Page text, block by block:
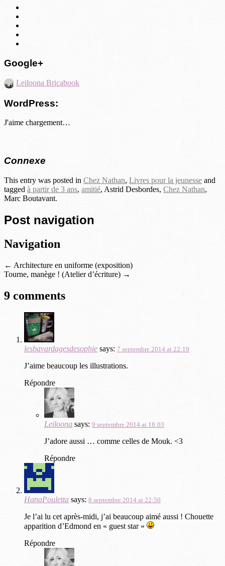
Google+
Leiloona Bricabook
WordPress:
J'aime chargement…
Connexe
This entry was posted in Chez Nathan, Livres pour la jeunesse and
tagged à partir de 3 ans, amitié, Astrid Desbordes, Chez Nathan,
Marc Boutavant.
Post navigation
Navigation
← Architecture en uniforme (exposition)
Tourne, manège ! (Atelier d’écriture) →
9 comments
lesbavardagesdesophie says: 7 septembre 2014 at 22:19
J’aime beaucoup les illustrations.
Répondre
Leiloona says: 9 septembre 2014 at 18:03
J’adore aussi … comme celles de Mouk. <3
Répondre
HanaPouletta says: 8 septembre 2014 at 22:50
Je l’ai lu cet après-midi, j’ai beaucoup aimé aussi ! Chouette
apparition d’Edmond en « guest star »
Répondre